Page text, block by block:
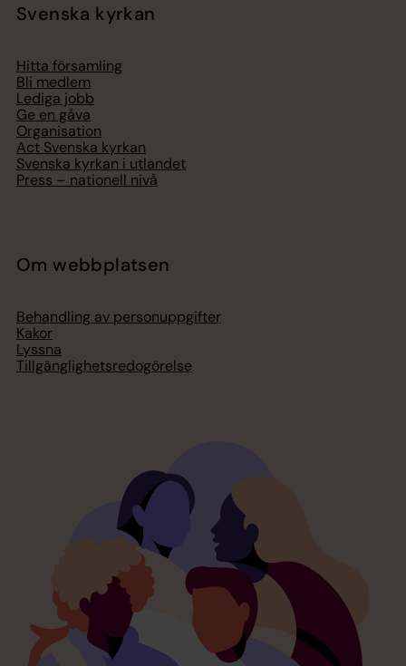
Svenska kyrkan
Hitta församling
Bli medlem
Lediga jobb
Ge en gåva
Organisation
Act Svenska kyrkan
Svenska kyrkan i utlandet
Press – nationell nivå
Om webbplatsen
Behandling av personuppgifter
Kakor
Lyssna
Tillgänglighetsredogörelse